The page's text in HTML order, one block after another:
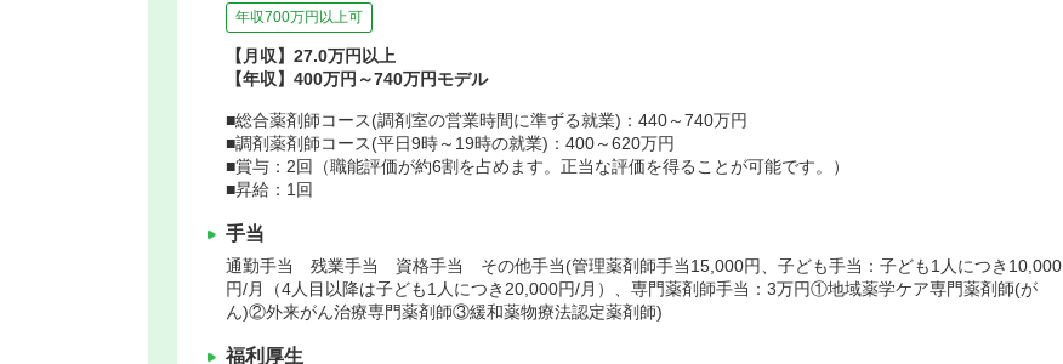
年収700万円以上可
【月収】27.0万円以上
【年収】400万円～740万円モデル
■総合薬剤師コース(調剤室の営業時間に準ずる就業)：440～740万円
■調剤薬剤師コース(平日9時～19時の就業)：400～620万円
■賞与：2回（職能評価が約6割を占めます。正当な評価を得ることが可能です。）
■昇給：1回
手当
通勤手当 残業手当 資格手当 その他手当(管理薬剤師手当15,000円、子ども手当：子ども1人につき10,000
円/月（4人目以降は子ども1人につき20,000円/月）、専門薬剤師手当：3万円①地域薬学ケア専門薬剤師(が
ん)②外来がん治療専門薬剤師③緩和薬物療法認定薬剤師)
福利厚生